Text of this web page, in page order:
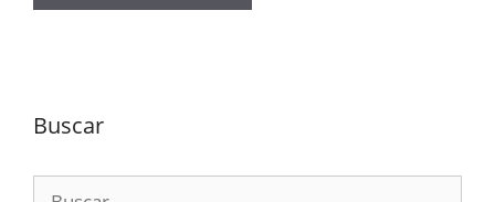
Buscar